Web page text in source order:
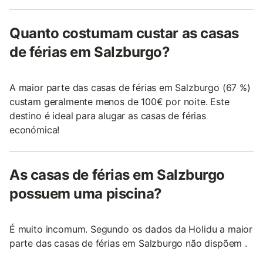
Quanto costumam custar as casas
de férias em Salzburgo?
A maior parte das casas de férias em Salzburgo (67 %)
custam geralmente menos de 100€ por noite. Este
destino é ideal para alugar as casas de férias
económica!
As casas de férias em Salzburgo
possuem uma piscina?
É muito incomum. Segundo os dados da Holidu a maior
parte das casas de férias em Salzburgo não dispõem .